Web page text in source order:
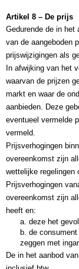
Artikel 8 – De prijs
Gedurende de in het
van de aangeboden
prijswijzigingen als
In afwijking van het
waarvan de prijzen
markt en waar de
aanbieden. Deze
eventueel vermelde
vermeld.
Prijsverhogingen
overeenkomst zijn
wettelijke regelingen
Prijsverhogingen
overeenkomst zijn
heeft en:
a. deze het
b. de
zeggen met
De in het aanbod